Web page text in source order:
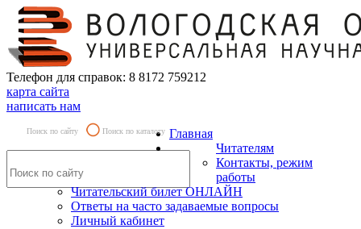
Телефон для справок: 8 8172 759212
карта сайта
написать нам
Поиск по сайту Поиск по каталогу Главная
Читателям
Контакты, режим
работы
Читательский билет ОНЛАЙН
Ответы на часто задаваемые вопросы
Личный кабинет